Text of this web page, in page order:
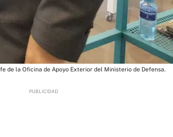
de la Oficina de Apoyo Exterior del Ministerio de Defensa.